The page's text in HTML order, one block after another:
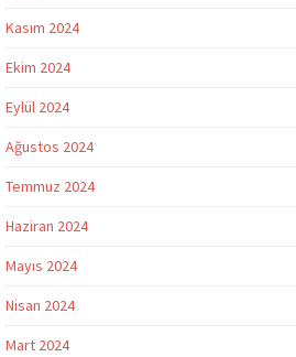
Kasım 2024
Ekim 2024
Eylül 2024
Ağustos 2024
Temmuz 2024
Haziran 2024
Mayıs 2024
Nisan 2024
Mart 2024